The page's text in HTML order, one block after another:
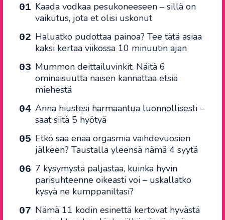
Kaada vodkaa pesukoneeseen – sillä on
vaikutus, jota et olisi uskonut
Haluatko pudottaa painoa? Tee tätä asiaa
kaksi kertaa viikossa 10 minuutin ajan
Mummon deittailuvinkit: Näitä 6
ominaisuutta naisen kannattaa etsiä
miehestä
Anna hiustesi harmaantua luonnollisesti –
saat siitä 5 hyötyä
Etkö saa enää orgasmia vaihdevuosien
jälkeen? Taustalla yleensä nämä 4 syytä
7 kysymystä paljastaa, kuinka hyvin
parisuhteenne oikeasti voi – uskallatko
kysyä ne kumppaniltasi?
Nämä 11 kodin esinettä kertovat hyvästä